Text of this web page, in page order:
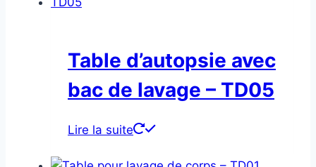
Table d’autopsie avec
bac de lavage – TD05
Lire la suite